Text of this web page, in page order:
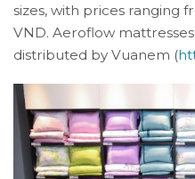
sizes, with prices ranging
VND. Aeroflow
distributed by Vuanem (